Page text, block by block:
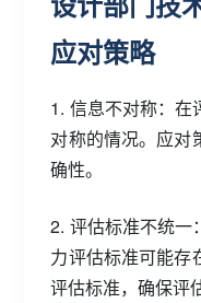
应对策略
1. 信息不对称：在
对称的情况。应对
确性。
2. 评估标准不统一
力评估标准可能存
评估标准，确保评